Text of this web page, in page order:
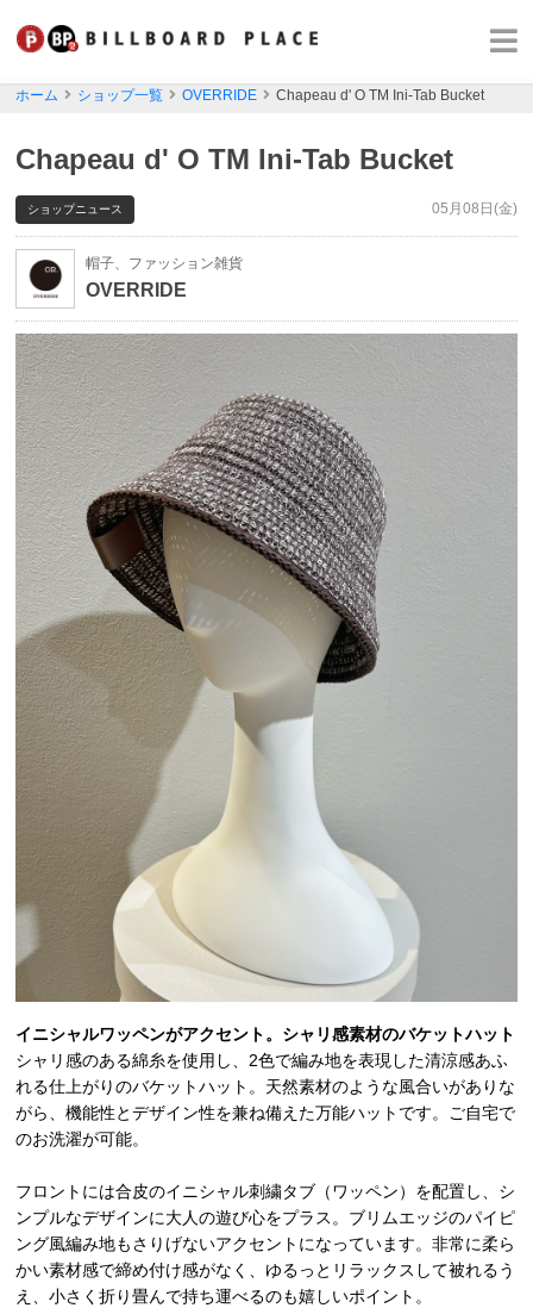
ホーム ショップ一覧 OVERRIDE Chapeau d' O TM Ini-Tab Bucket
Chapeau d' O TM Ini-Tab Bucket
05月08日(金)
ショップニュース
帽子、ファッション雑貨
OVERRIDE
イニシャルワッペンがアクセント。シャリ感素材のバケットハット
シャリ感のある綿糸を使用し、2色で編み地を表現した清涼感あふ
れる仕上がりのバケットハット。天然素材のような風合いがありな
がら、機能性とデザイン性を兼ね備えた万能ハットです。ご自宅で
のお洗濯が可能。
フロントには合皮のイニシャル刺繍タブ（ワッペン）を配置し、シ
ンプルなデザインに大人の遊び心をプラス。ブリムエッジのパイピ
ング風編み地もさりげないアクセントになっています。非常に柔ら
かい素材感で締め付け感がなく、ゆるっとリラックスして被れるう
え、小さく折り畳んで持ち運べるのも嬉しいポイント。